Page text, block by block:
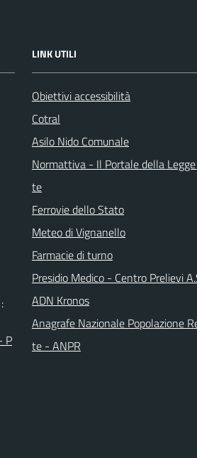
P
LINK UTILI
Obiettivi accessibilità
Cotral
Asilo Nido Comunale
Normattiva - Il Portale della
te
Ferrovie dello Stato
Meteo di Vignanello
Farmacie di turno
Presidio Medico - Centro Prelievi
ADN Kronos
Anagrafe Nazionale Popolazione
te - ANPR